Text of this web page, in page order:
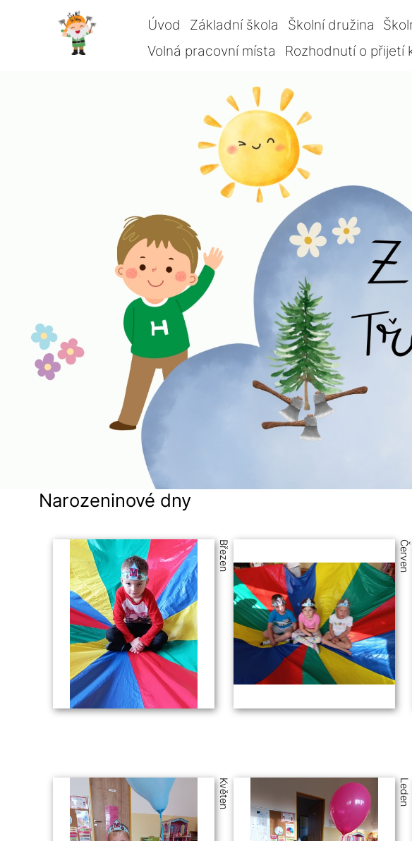
Úvod Základní škola Školní družina
Volná pracovní místa
Rozhodnutí o přijetí
Narozeninové dny
Březen Červen
Květen Leden